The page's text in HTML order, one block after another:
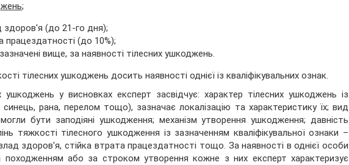
;
здоров'я (до 21-го дня);
працездатності (до 10%);
вище, за наявності тілесних ушкоджень.
тілесних ушкоджень досить наявності однієї із кваліфікувальних ознак.
ушкоджень у висновках експерт засвідчує: характер тілесних ушкоджень із
рана, перелом тощо), зазначає локалізацію та характеристику їх; вид
бути заподіяні ушкодження; механізм утворення ушкодження; давність
тяжкості тілесного ушкодження із зазначенням кваліфікувальної ознаки –
здоров'я, стійка втрата працездатності тощо. За наявності в однієї особи
походженням або за строком утворення кожне з них експерт характеризує